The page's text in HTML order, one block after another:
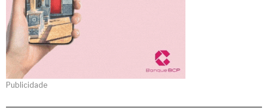
Publicidade